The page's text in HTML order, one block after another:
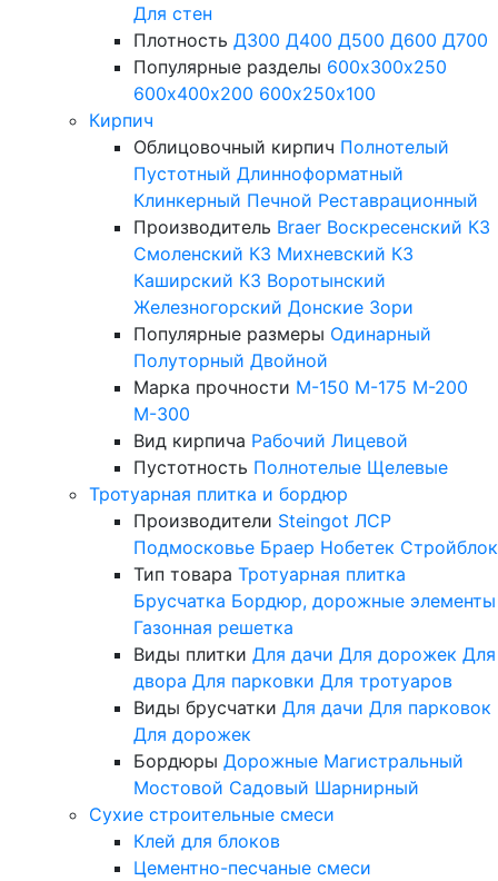
Для стен
Плотность Д300 Д400 Д500 Д600 Д700
Популярные разделы 600х300х250
600х400х200 600х250х100
Кирпич
Облицовочный кирпич Полнотелый
Пустотный Длинноформатный
Клинкерный Печной Реставрационный
Производитель Braer Воскресенский КЗ
Смоленский КЗ Михневский КЗ
Каширский КЗ Воротынский
Железногорский Донские Зори
Популярные размеры Одинарный
Полуторный Двойной
Марка прочности М-150 М-175 М-200
М-300
Вид кирпича Рабочий Лицевой
Пустотность Полнотелые Щелевые
Тротуарная плитка и бордюр
Производители Steingot ЛСР
Подмосковье Браер Нобетек Стройблок
Тип товара Тротуарная плитка
Брусчатка Бордюр, дорожные элементы
Газонная решетка
Виды плитки Для дачи Для дорожек Для
двора Для парковки Для тротуаров
Виды брусчатки Для дачи Для парковок
Для дорожек
Бордюры Дорожные Магистральный
Мостовой Садовый Шарнирный
Сухие строительные смеси
Клей для блоков
Цементно-песчаные смеси